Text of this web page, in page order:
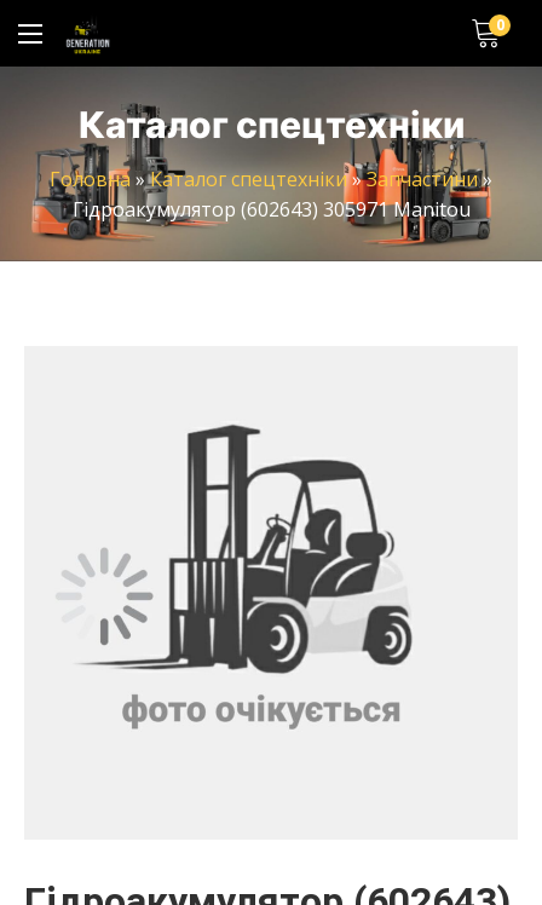
0
Каталог спецтехніки
Головна»Каталог спецтехніки»Запчастини»
Гідроакумулятор (602643) 305971 Manitou